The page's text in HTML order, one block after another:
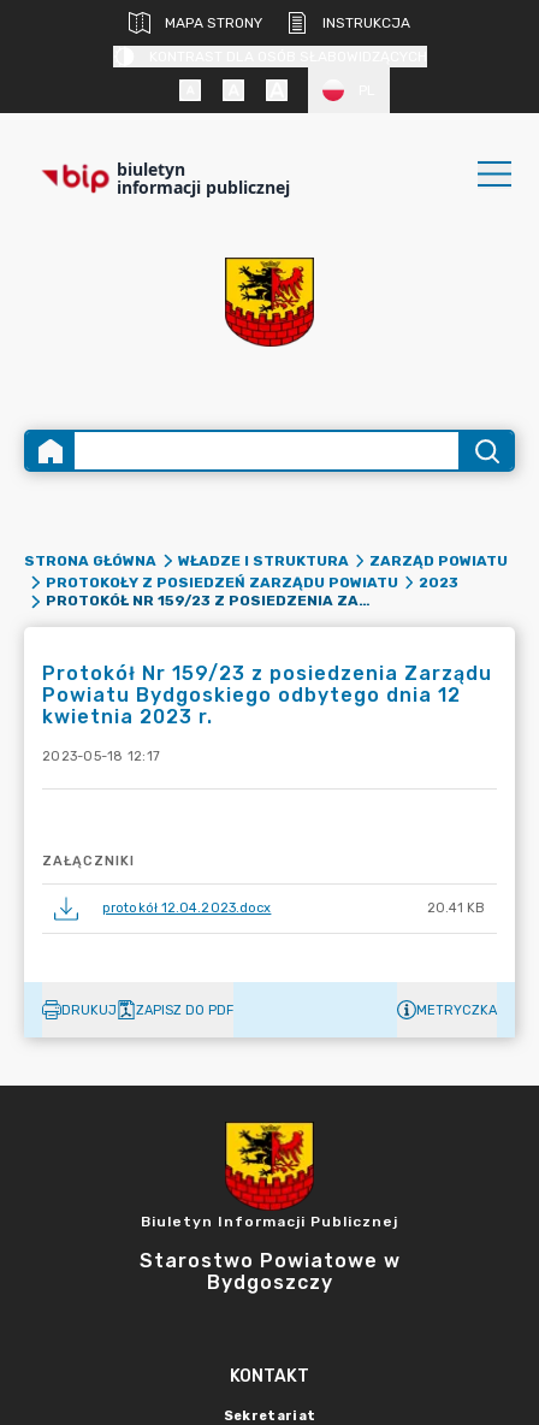
MAPA STRONY
INSTRUKCJA
biuletyn
informacji publicznej
STRONA GŁÓWNA WŁADZE I STRUKTURA
ZARZĄD POWIATU
PROTOKOŁY Z POSIEDZEŃ ZARZĄDU POWIATU
2023
PROTOKÓŁ NR 159/23 Z POSIEDZENIA ZARZĄDU POWIATU BYDGOSKIEGO ODBYTEGO DNIA 12 KWIETNIA 2023 R.
Protokół Nr 159/23 z posiedzenia Zarządu
Powiatu Bydgoskiego odbytego dnia 12
kwietnia 2023 r.
2023-05-18 12:17
ZAŁĄCZNIKI
protokół 12.04.2023.docx 20.41 KB
DRUKUJ ZAPISZ DO PDF METRYCZKA
Biuletyn Informacji Publicznej
Starostwo Powiatowe w
Bydgoszczy
KONTAKT
Sekretariat